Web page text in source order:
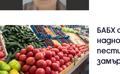
БАБХ